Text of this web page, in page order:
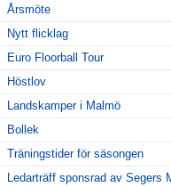
Årsmöte
Nytt flicklag
Euro Floorball Tour
Höstlov
Landskamper i Malmö
Bollek
Träningstider för säsongen
Ledarträff sponsrad av Segers